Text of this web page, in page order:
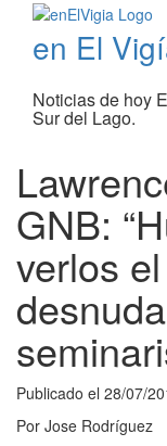
en El
Noticias de hoy
Sur del Lago.
GNB:
verlos
Publicado el 28/07/
Por Jose Rodríguez